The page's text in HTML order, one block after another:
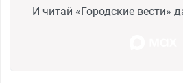
И читай «Городские вести»